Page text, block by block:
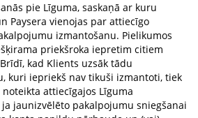
pie Līguma, saskaņā ar kuru
Paysera vienojas par attiecīgo
izmantošanu. Pielikumos
priekšroka iepretim citiem
kad Klients uzsāk tādu
kuri iepriekš nav tikuši izmantoti, tiek
attiecīgajos Līguma
jaunizvēlēto pakalpojumu sniegšanai